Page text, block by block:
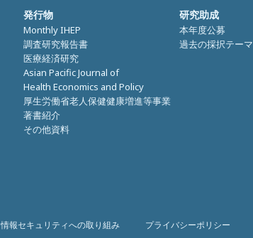
発行物
Monthly IHEP
調査研究報告書
医療経済研究
Asian Pacific Journal of
Health Economics and Policy
厚生労働省老人保健健康増進等事業
著書紹介
その他資料
研究助成
本年度公募
過去の採択テーマ
情報セキュリティへの取り組み プライバシーポリシー